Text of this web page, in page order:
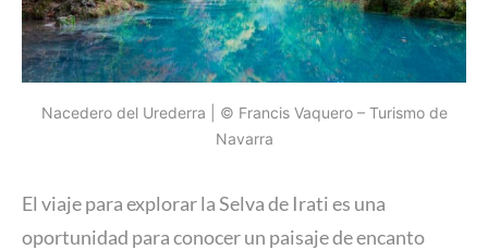
Nacedero del Urederra | © Francis Vaquero – Turismo de
Navarra
El viaje para explorar la Selva de Irati es una
oportunidad para conocer un paisaje de encanto